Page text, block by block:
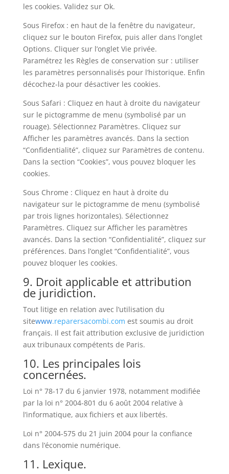
les cookies. Validez sur Ok.
Sous Firefox : en haut de la fenêtre du navigateur,
cliquez sur le bouton Firefox, puis aller dans l’onglet
Options. Cliquer sur l’onglet Vie privée.
Paramétrez les Règles de conservation sur : utiliser
les paramètres personnalisés pour l’historique. Enfin
décochez-la pour désactiver les cookies.
Sous Safari : Cliquez en haut à droite du navigateur
sur le pictogramme de menu (symbolisé par un
rouage). Sélectionnez Paramètres. Cliquez sur
Afficher les paramètres avancés. Dans la section
“Confidentialité”, cliquez sur Paramètres de contenu.
Dans la section “Cookies”, vous pouvez bloquer les
cookies.
Sous Chrome : Cliquez en haut à droite du
navigateur sur le pictogramme de menu (symbolisé
par trois lignes horizontales). Sélectionnez
Paramètres. Cliquez sur Afficher les paramètres
avancés. Dans la section “Confidentialité”, cliquez sur
préférences. Dans l’onglet “Confidentialité”, vous
pouvez bloquer les cookies.
9. Droit applicable et attribution
de juridiction.
Tout litige en relation avec l’utilisation du
sitewww.reparersacombi.com est soumis au droit
français. Il est fait attribution exclusive de juridiction
aux tribunaux compétents de Paris.
10. Les principales lois
concernées.
Loi n° 78-17 du 6 janvier 1978, notamment modifiée
par la loi n° 2004-801 du 6 août 2004 relative à
l’informatique, aux fichiers et aux libertés.
Loi n° 2004-575 du 21 juin 2004 pour la confiance
dans l’économie numérique.
11. Lexique.